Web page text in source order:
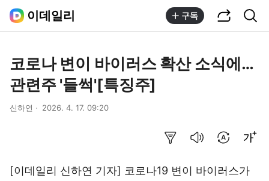
이데일리 구독
코로나 변이 바이러스 확산 소식에…
관련주 '들썩'[특징주]
신하연 2026. 4. 17. 09:20
[이데일리 신하연 기자] 코로나19 변이 바이러스가